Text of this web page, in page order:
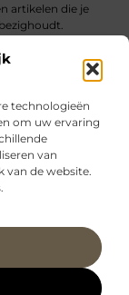
technologieën
om uw ervaring
van
van de website.
Ga Naar
artikelen die je
Reserved.